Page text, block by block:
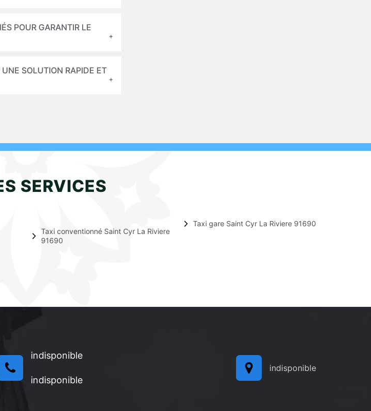
POUR GARANTIR LE
SOLUTION RAPIDE ET
SERVICES
Taxi conventionné Saint Cyr La Riviere
91690
Taxi gare Saint Cyr La Riviere 91690
indisponible
indisponible
indisponible